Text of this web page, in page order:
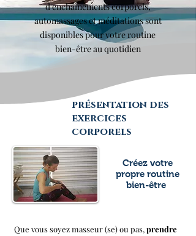
d'enchainements corporels,
automassages et méditationssont
disponibles pour votre routine
bien-être au quotidien
présentation des
exercices
corporels
Créez votre
propre routine
bien-être
Que vous soyez masseur (se) ou pas,prendre